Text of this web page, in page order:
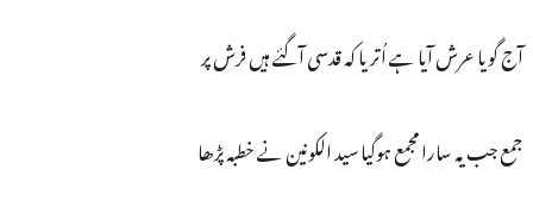
آج گویا عرش آیا ہے اُتر یا کہ قدسی آگئے ہیں فرش پر
جمع جب یہ سارا مجمع ہوگیا سید الکونین نے خطبہ پڑھا